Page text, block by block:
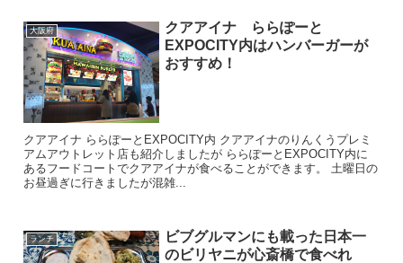
大阪府
クアアイナ ららぽーと
EXPOCITY内はハンバーガーが
おすすめ！
クアアイナ ららぽーとEXPOCITY内 クアアイナのりんくうプレミ
アムアウトレット店も紹介しましたが ららぽーとEXPOCITY内に
あるフードコートでクアアイナが食べることができます。 土曜日の
お昼過ぎに行きましたが混雑...
ランチ
ビブグルマンにも載った日本一
のビリヤニが心斎橋で食べれ